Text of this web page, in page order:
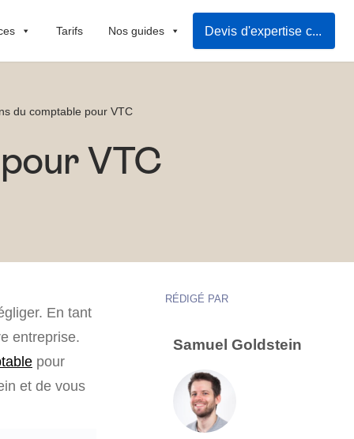
Tarifs Nos guides Devis d'expertise comptable
du comptable pour VTC
VTC
En tant
entreprise.
pour
et de vous
RÉDIGÉ PAR
Samuel Goldstein